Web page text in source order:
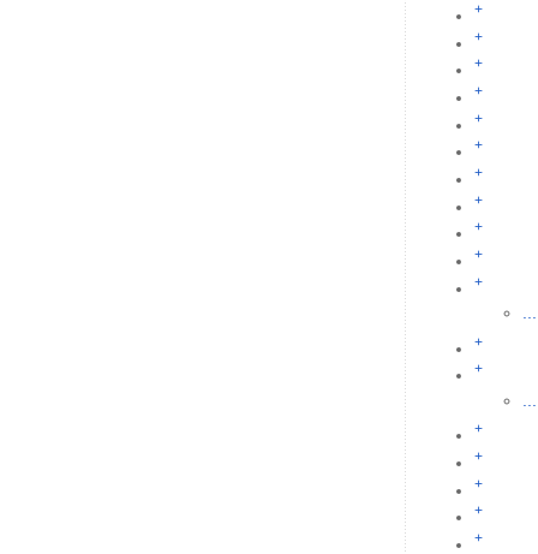
+
+
+
+
+
+
+
+
+
+
+
+
+
+
+
+
+
+